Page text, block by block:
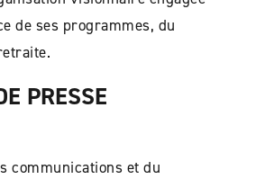
de ses programmes, du
PRESSE
communications et du